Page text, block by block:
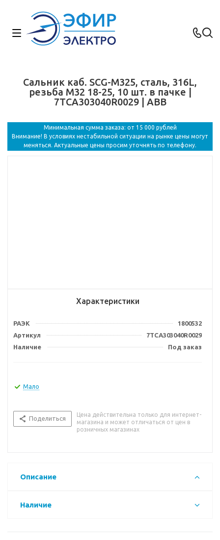
Сальник каб. SCG-M325, сталь, 316L,
резьба M32 18-25, 10 шт. в пачке |
7TCA303040R0029 | ABB
Минимальная сумма заказа: от 15 000 рублей
Внимание! В условиях нестабильной ситуации на рынке цены могут
меняться. Актуальные цены просим уточнять по телефону.
Характеристики
РАЭК
1800532
Артикул
7TCA303040R0029
Наличие
Под заказ
Мало
Поделиться
Цена действительна только для интернет-
магазина и может отличаться от цен в
розничных магазинах
Описание
Наличие